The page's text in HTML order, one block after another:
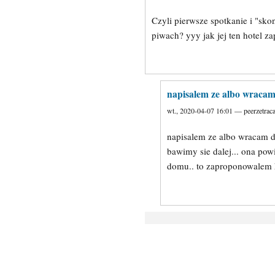
Czyli pierwsze spotkanie i
piwach? yyy jak jej ten hotel
napisalem ze albo
wt., 2020-04-07 16:01 —
napisalem ze albo wracam
bawimy sie dalej... ona
domu.. to